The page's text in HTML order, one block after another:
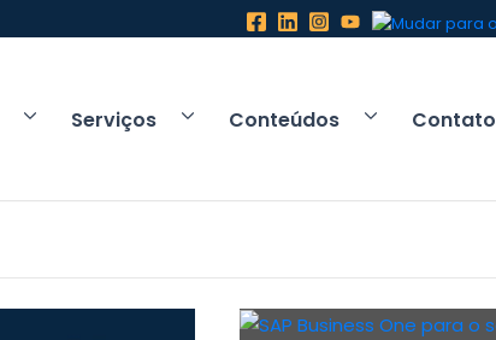
Serviços Conteúdos Contato